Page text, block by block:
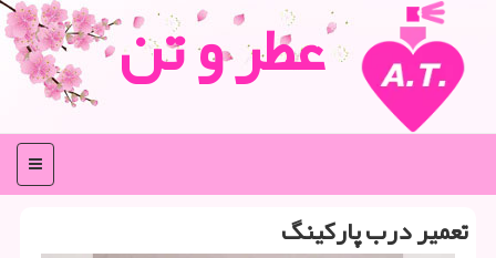
عطر و تن
منو
تعمیر درب پاركینگ